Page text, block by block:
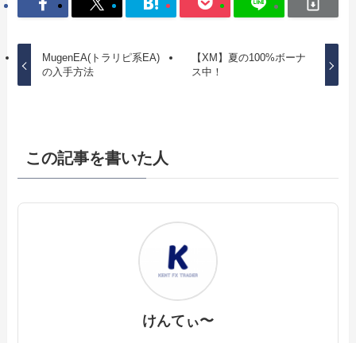
MugenEA(トラリピ系EA)
の入手方法
【XM】夏の100%ボーナ
ス中！
この記事を書いた人
けんてぃ〜